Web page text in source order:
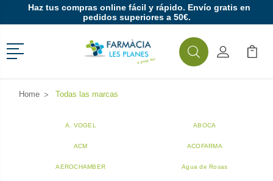
Haz tus compras online fácil y rápido. Envío gratis en
pedidos superiores a 50€.
Menú
BuscarMi Cuenta
Mi
Home Todas las marcas
A. VOGEL ABOCA
ACM ACOFARMA
AEROCHAMBER Agua de Rosas